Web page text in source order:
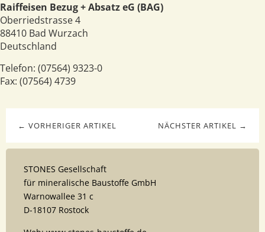
Raiffeisen Bezug + Absatz eG (BAG)
Oberriedstrasse 4
88410 Bad Wurzach
Deutschland
Telefon: (07564) 9323-0
Fax: (07564) 4739
NÄCHSTER ARTIKEL →
← VORHERIGER ARTIKEL
STONES Gesellschaft
für mineralische Baustoffe GmbH
Warnowallee 31 c
D-18107 Rostock